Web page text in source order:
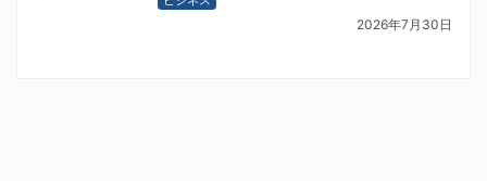
2026年7月30日